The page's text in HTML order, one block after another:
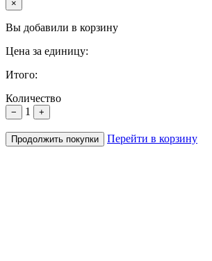
×
Вы добавили в корзину
Цена за единицу:
Итого:
Количество
− 1 +
Продолжить покупки Перейти в корзину